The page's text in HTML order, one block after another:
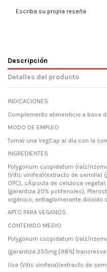
Escriba su propia reseña
Descripción
Detalles del producto
INDICACIONES
Complemento alimenticio a base
MODO DE EMPLEO
Tomar una VegCap al día con la
INGREDIENTES
Polygonum cuspidatum (raíz/
(Vitis vinifea)(extracto de semilla)
OPC), cÃ¡psula de celulosa
(garantiza 20% polifenoles),
orgánico; antiaglomerante:dióxido
APTO PARA VEGANOS.
CONTENIDO MEDIO
Polygonum cuspidatum
(garantiza 250mg [98%]
Uva (Vitis